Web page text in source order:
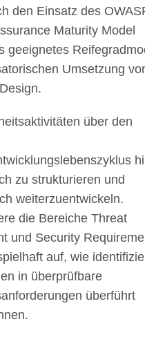
den Einsatz des
Maturity Model
geeignetes
Umsetzung
über den
zu strukturieren und
weiterzuentwickeln.
die Bereiche Threat
und Security
auf, wie
in überprüfbare
überführt